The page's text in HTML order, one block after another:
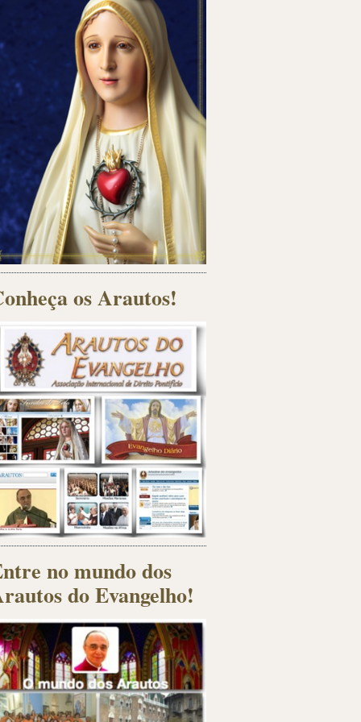
os Arautos!
no mundo dos
do Evangelho!